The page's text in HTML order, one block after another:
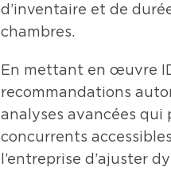
d’inventaire et de
chambres.
En mettant en œuvre
recommandations
analyses avancées qui
concurrents
l’entreprise d’ajuster